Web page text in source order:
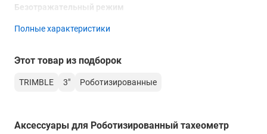
Безотражательный режим
2200 м
1.2 сек
Время измерения по призме (режим слежения)
Время измерения без отражателя (стандартный режим)
Полные характеристики
Этот товар из подборок
TRIMBLE 3" Роботизированные
Аксессуары для Роботизированный тахеометр